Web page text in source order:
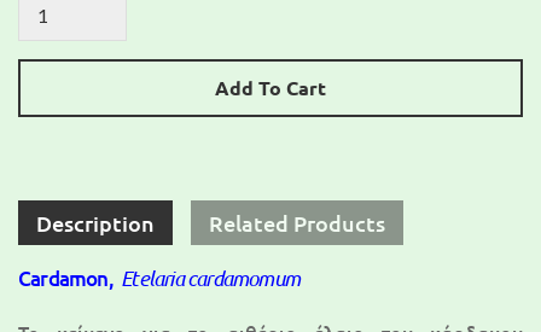
Add To Cart
Description
Related Products
Cardamon, Etelaria cardamomum